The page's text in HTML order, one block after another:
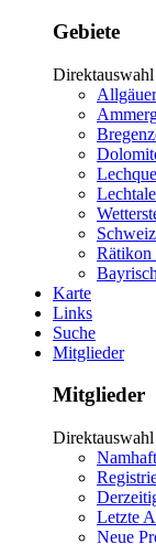
Gebiete
Direktauswahl
Karte
Links
Suche
Mitglieder
Mitglieder
Direktauswahl
Letzte
Neue